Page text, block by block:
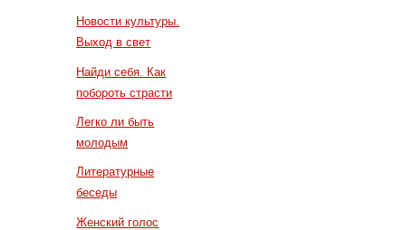
Новости культуры.
Выход в свет
Найди себя. Как
побороть страсти
Легко ли быть
молодым
Литературные
беседы
Женский голос